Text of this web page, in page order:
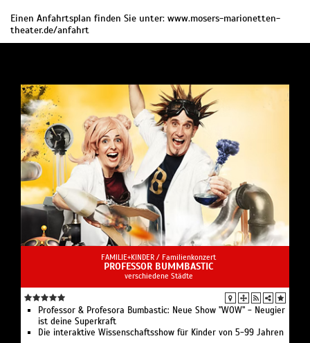
Einen Anfahrtsplan finden Sie unter: www.mosers-marionetten-
theater.de/anfahrt
FAMILIE+KINDER / Familienkonzert
PROFESSOR BUMMBASTIC
verschiedene Städte
Professor & Profesora Bumbastic: Neue Show "WOW" - Neugier
ist deine Superkraft
Die interaktive Wissenschaftsshow für Kinder von 5-99 Jahren